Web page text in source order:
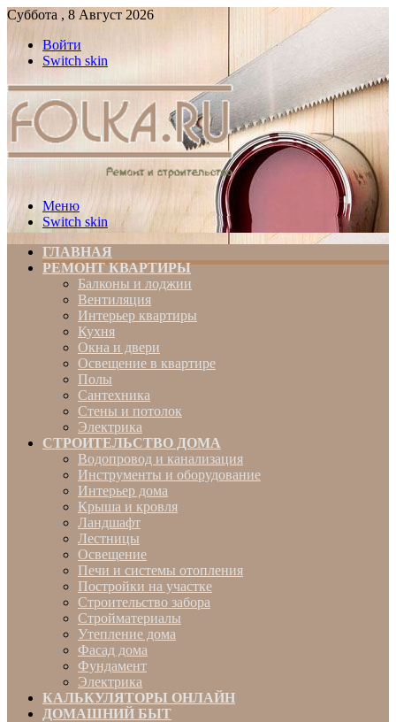
Суббота , 8 Август 2026
Войти
Switch skin
Меню
Switch skin
ГЛАВНАЯ
РЕМОНТ КВАРТИРЫ
Балконы и лоджии
Вентиляция
Интерьер квартиры
Кухня
Окна и двери
Освещение в квартире
Полы
Сантехника
Стены и потолок
Электрика
СТРОИТЕЛЬСТВО ДОМА
Водопровод и канализация
Инструменты и оборудование
Интерьер дома
Крыша и кровля
Ландшафт
Лестницы
Освещение
Печи и системы отопления
Постройки на участке
Строительство забора
Стройматериалы
Утепление дома
Фасад дома
Фундамент
Электрика
КАЛЬКУЛЯТОРЫ ОНЛАЙН
ДОМАШНИЙ БЫТ